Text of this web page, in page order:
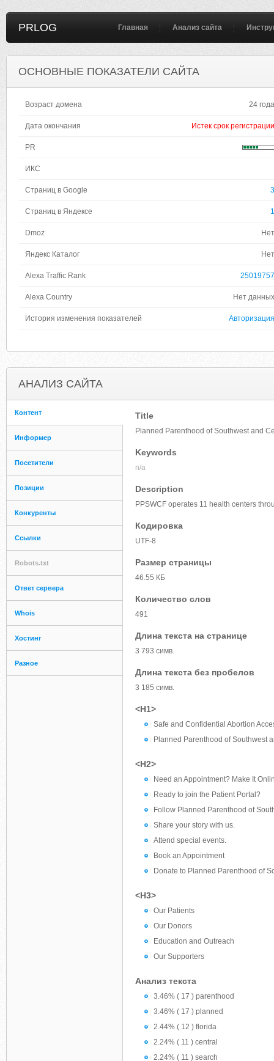
PRLOG Главная Анализ сайта
ОСНОВНЫЕ ПОКАЗАТЕЛИ САЙТА
Возраст домена 24 года
Дата окончания Истек срок регистрации
PR
ИКС
Страниц в Google 3
Страниц в Яндексе 1
Dmoz Нет
Яндекс Каталог Нет
Alexa Traffic Rank 25019757
Alexa Country Нет данных
История изменения показателей Авторизация
АНАЛИЗ САЙТА
Контент
Информер
Посетители
Позиции
Конкуренты
Ссылки
Robots.txt
Ответ сервера
Whois
Хостинг
Разное
Title
Planned Parenthood of Southwest and
Keywords
n/a
Description
PPSWCF operates 11 health centers
Кодировка
UTF-8
Размер страницы
46.55 КБ
Количество слов
491
Длина текста на странице
3 793 симв.
Длина текста без пробелов
3 185 симв.
<H1>
Safe and Confidential Abortion
Planned Parenthood of Southwest
<H2>
Need an Appointment? Make It
Ready to join the Patient Portal?
Follow Planned Parenthood of
Share your story with us.
Attend special events.
Book an Appointment
Donate to Planned Parenthood of
<H3>
Our Patients
Our Donors
Education and Outreach
Our Supporters
Анализ текста
3.46% ( 17 ) parenthood
3.46% ( 17 ) planned
2.44% ( 12 ) florida
2.24% ( 11 ) central
2.24% ( 11 ) search